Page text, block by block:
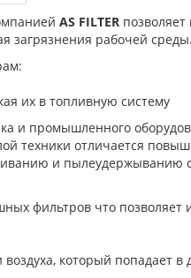
AS FILTERпозволяет
загрязнения рабочей среды.
их в топливную систему
и промышленного
техники отличается
и пылеудержыванию
фильтров что позволяет
воздуха, который попадает в